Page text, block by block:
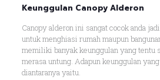
Keunggulan Canopy Alderon
Canopy alderon ini sangat cocok anda
untuk menghiasi rumah maupun
memiliki banyak keunggulan yang tentu
merasa untung. Adapun keunggulan
diantaranya yaitu.